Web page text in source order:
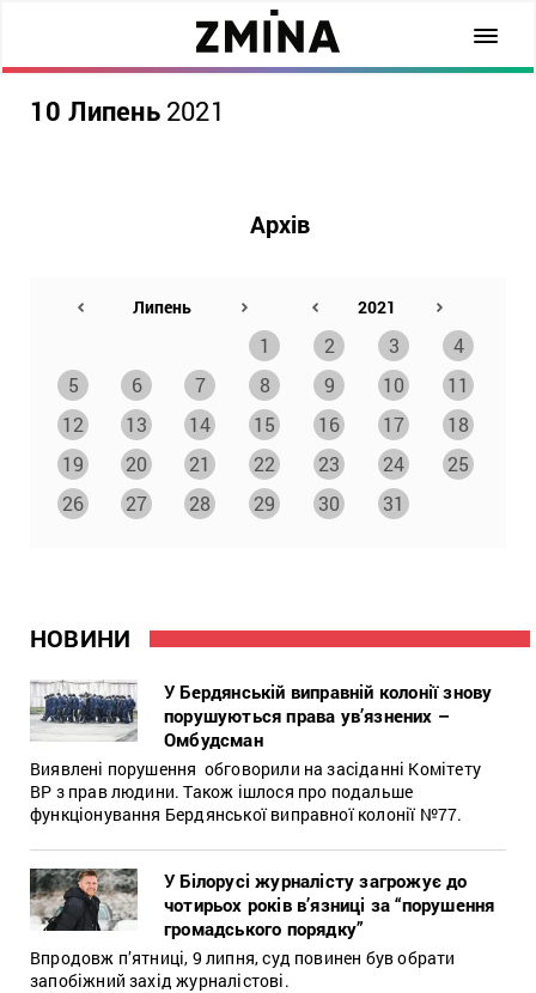
10 Липень 2021
НОВИНИ
У Бердянській виправній колонії знову
порушуються права ув’язнених –
Омбудсман
Виявлені порушення обговорили на засіданні Комітету
ВР з прав людини. Також ішлося про подальше
функціонування Бердянської виправної колонії №77.
У Білорусі журналісту загрожує до
чотирьох років в’язниці за “порушення
громадського порядку”
Впродовж п’ятниці, 9 липня, суд повинен був обрати
запобіжний захід журналістові.
Архів
1 2 3
4
5
6 7 8 9 10
11
12
13 14 15 16 17
18
19
20 21 22 23 24
25
26
27 28 29 30 31